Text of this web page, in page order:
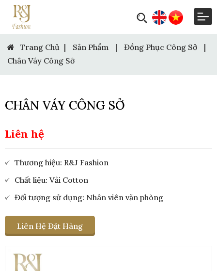
Trang Chủ | Sản Phẩm | Đồng Phục Công Sở
|
Chân Váy Công Sở
CHÂN VÁY CÔNG SỞ
Liên hệ
Thương hiệu: R&J Fashion
Chất liệu: Vải Cotton
Đối tượng sử dụng: Nhân viên văn phòng
Liên Hệ Đặt Hàng